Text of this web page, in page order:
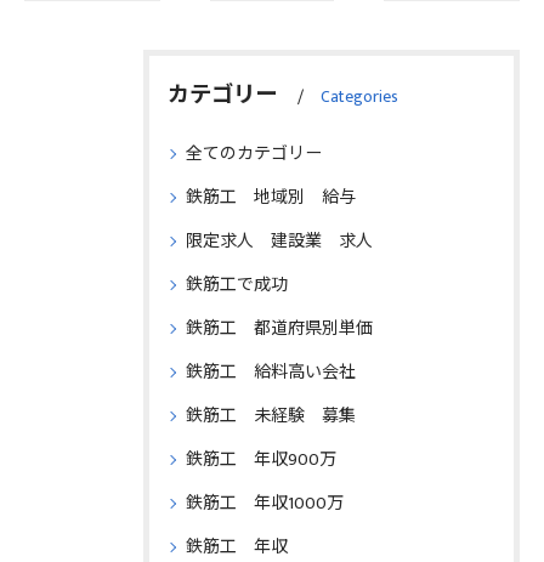
カテゴリー Categories
全てのカテゴリー
鉄筋工 地域別 給与
限定求人 建設業 求人
鉄筋工で成功
鉄筋工 都道府県別単価
鉄筋工 給料高い会社
鉄筋工 未経験 募集
鉄筋工 年収900万
鉄筋工 年収1000万
鉄筋工 年収